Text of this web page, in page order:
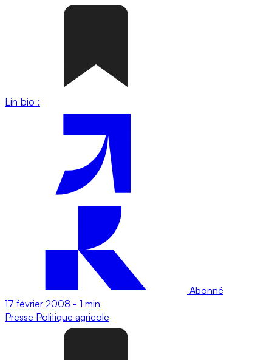
Lin bio :
Abonné
17 février 2008 - 1 min
Presse Politique agricole